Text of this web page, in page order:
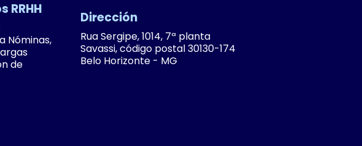
RRHH
Nóminas,
de
Dirección
Rua Sergipe, 1014, 7ª planta
Savassi, código postal 30130-174
Belo Horizonte - MG